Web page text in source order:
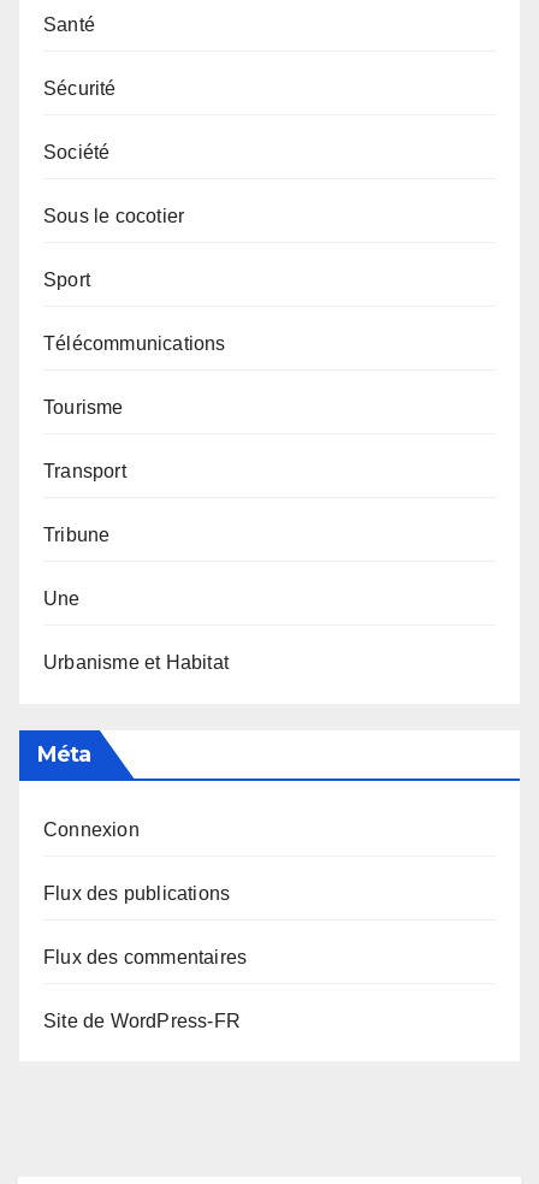
Santé
Sécurité
Société
Sous le cocotier
Sport
Télécommunications
Tourisme
Transport
Tribune
Une
Urbanisme et Habitat
Méta
Connexion
Flux des publications
Flux des commentaires
Site de WordPress-FR